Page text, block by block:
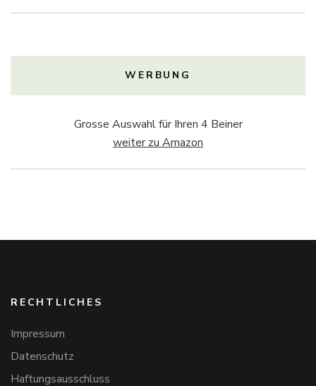
WERBUNG
Grosse Auswahl für Ihren 4 Beiner
weiter zu Amazon
RECHTLICHES
Impressum
Datenschutz
Haftungsausschluss